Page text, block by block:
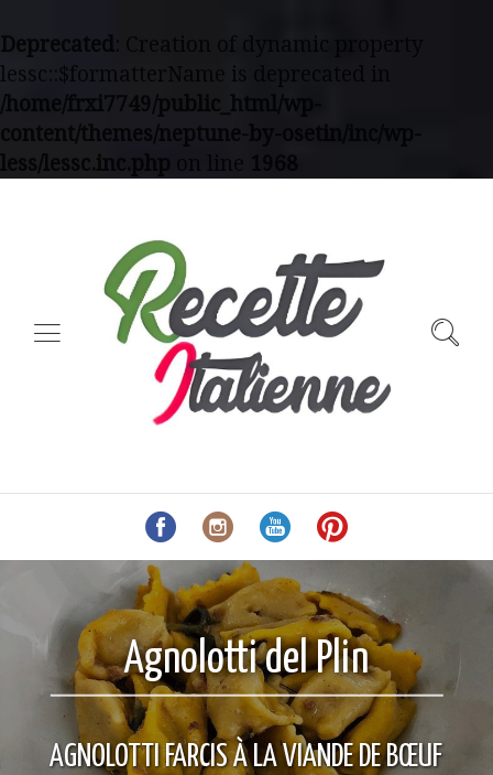
Deprecated : Creation of dynamic property
lessc::$formatterName is deprecated in
/home/frxi7749/public_html/wp-
content/themes/neptune-by-osetin/inc/wp-
less/lessc.inc.php on line 1968
Agnolotti del Plin
AGNOLOTTI FARCIS À LA VIANDE DE BŒUF